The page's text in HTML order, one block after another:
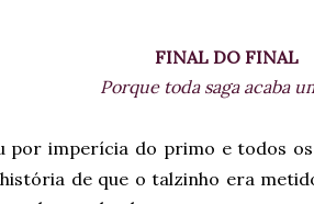
FINAL DO FINAL
Porque toda saga acaba
por imperícia do primo e todos os
de que o talzinho era